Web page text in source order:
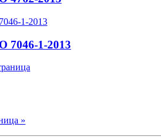
1-2013
»